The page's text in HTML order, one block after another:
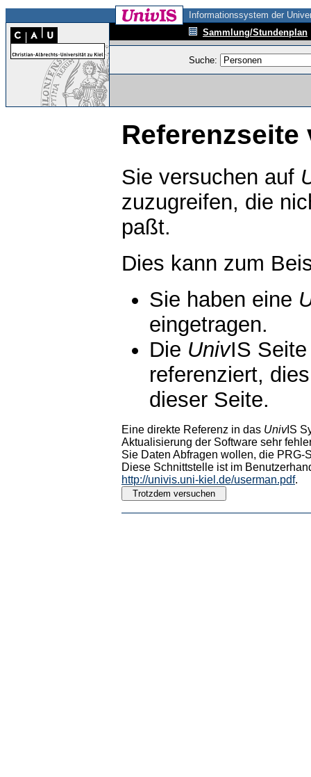
Informationssystem der
Sammlung/Stundenplan
Suche:
Referenzseite
Sie versuchen auf
zuzugreifen, die
paßt.
Dies kann zum
Sie haben eine
eingetragen.
Die UnivIS
referenziert,
dieser Seite.
Eine direkte Referenz in das UnivIS
Aktualisierung der Software sehr
Sie Daten Abfragen wollen, die PRG-
Diese Schnittstelle ist im
http://univis.uni-kiel.de/userman.pdf.